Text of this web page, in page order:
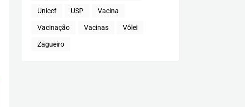
Unicef USP Vacina
Vacinação Vacinas Vôlei
Zagueiro